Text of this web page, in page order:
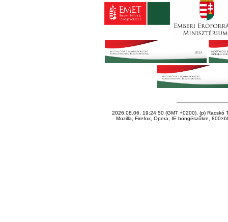
2026.08.06. 19:24:50 (GMT +0200), (p) Racskó
Mozilla, Firefox, Opera, IE böngészőkre,